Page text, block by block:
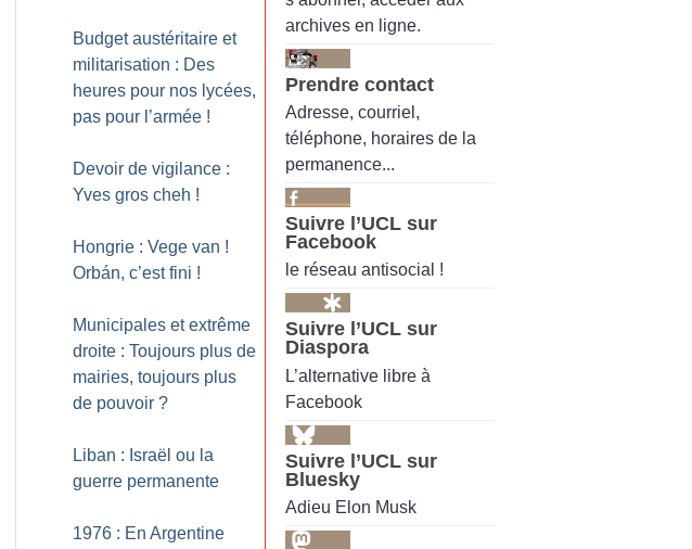
Budget austéritaire et
militarisation : Des
heures pour nos lycées,
pas pour l’armée !
Devoir de vigilance :
Yves gros cheh !
Hongrie : Vege van !
Orbán, c’est fini !
Municipales et extrême
droite : Toujours plus de
mairies, toujours plus
de pouvoir ?
Liban : Israël ou la
guerre permanente
1976 : En Argentine
archives en ligne.
Prendre contact
Adresse, courriel,
téléphone, horaires de la
permanence...
Suivre l’UCL sur
Facebook
le réseau antisocial !
Suivre l’UCL sur
Diaspora
L’alternative libre à
Facebook
Suivre l’UCL sur
Bluesky
Adieu Elon Musk